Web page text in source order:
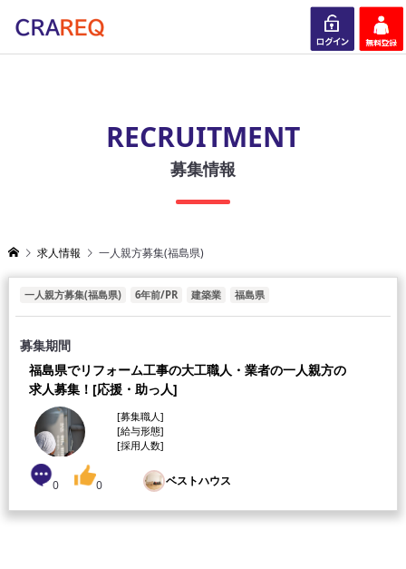
RECRUITMENT
募集情報
求人情報 一人親方募集(福島県)
一人親方募集(福島県) 6年前/PR 建築業 福島県
募集期間
福島県でリフォーム工事の大工職人・業者の一人親方の
求人募集！[応援・助っ人]
[募集職人]
[給与形態]
[採用人数]
ベストハウス
0 0